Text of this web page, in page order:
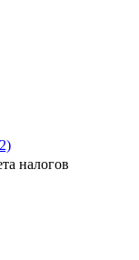
налогов